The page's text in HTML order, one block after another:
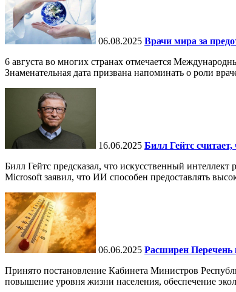
06.08.2025 Врачи мира за
6 августа во многих странах отмечается
Знаменательная дата призвана напоминать о роли
16.06.2025 Билл Гейтс
Билл Гейтс предсказал, что искусственный
Microsoft заявил, что ИИ способен предоставлять
06.06.2025 Расширен Перечень
Принято постановление Кабинета Министров
повышение уровня жизни населения, обеспечение